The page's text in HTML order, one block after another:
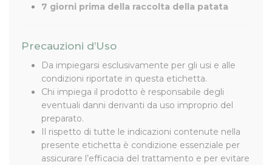
7 giorni prima della raccolta della patata
Precauzioni d’Uso
Da impiegarsi esclusivamente per gli usi e alle
condizioni riportate in questa etichetta.
Chi impiega il prodotto è responsabile degli
eventuali danni derivanti da uso improprio del
preparato.
Il rispetto di tutte le indicazioni contenute nella
presente etichetta è condizione essenziale per
assicurare l’efficacia del trattamento e per evitare